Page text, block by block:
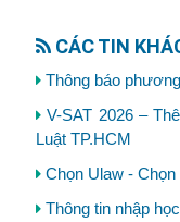
CÁC TIN
Thông báo
V-SAT 2026 –
Luật TP.HCM
Chọn Ulaw -
Thông tin nhập